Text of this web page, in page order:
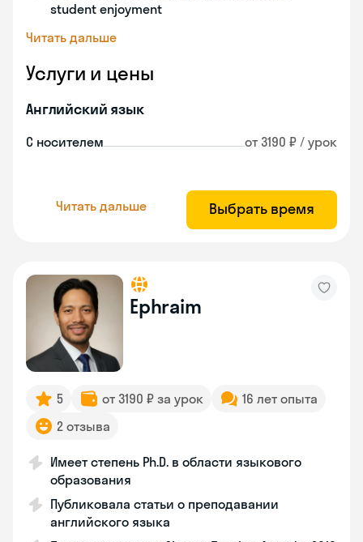
student enjoyment
Читать дальше
Услуги и цены
Английский язык
С носителем от 3190 ₽ / урок
Читать дальше Выбрать время
Ephraim
5 от 3190 ₽ за урок
16 лет опыта
2 отзыва
Имеет степень Ph.D. в области языкового
образования
Публиковала статьи о преподавании
английского языка